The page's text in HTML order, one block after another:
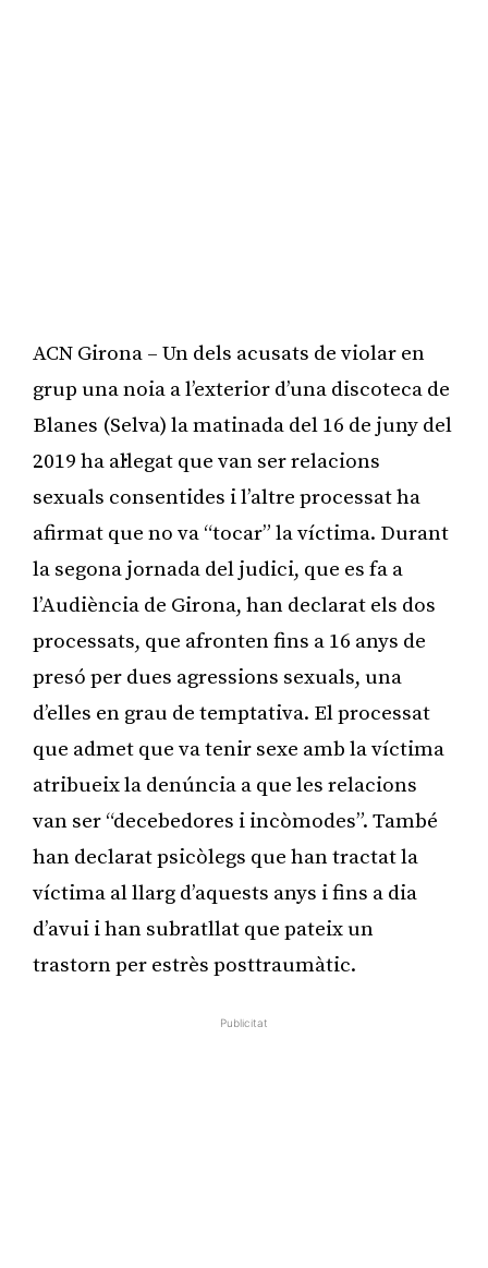
ACN Girona – Un dels acusats de violar en
grup una noia a l’exterior d’una discoteca de
Blanes (Selva) la matinada del 16 de juny del
2019 ha al·legat que van ser relacions
sexuals consentides i l’altre processat ha
afirmat que no va “tocar” la víctima. Durant
la segona jornada del judici, que es fa a
l’Audiència de Girona, han declarat els dos
processats, que afronten fins a 16 anys de
presó per dues agressions sexuals, una
d’elles en grau de temptativa. El processat
que admet que va tenir sexe amb la víctima
atribueix la denúncia a que les relacions
van ser “decebedores i incòmodes”. També
han declarat psicòlegs que han tractat la
víctima al llarg d’aquests anys i fins a dia
d’avui i han subratllat que pateix un
trastorn per estrès posttraumàtic.
Publicitat